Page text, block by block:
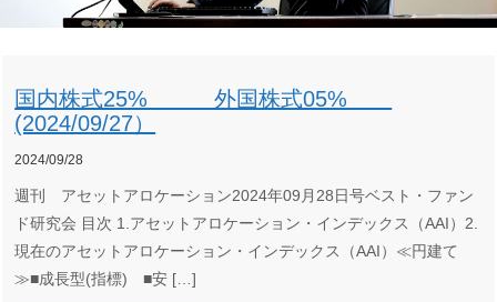
国内株式25% 外国株式05%
(2024/09/27）
2024/09/28
週刊 アセットアロケーション2024年09月28日号ベスト・ファン
ド研究会 目次 1.アセットアロケーション・インデックス（AAI）2.
現在のアセットアロケーション・インデックス（AAI）≪円建て
≫■成長型(指標) ■安 […]